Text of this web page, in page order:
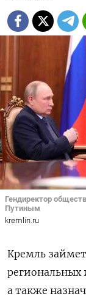
Гендиректор
Путиным
kremlin.ru
Кремль
а также